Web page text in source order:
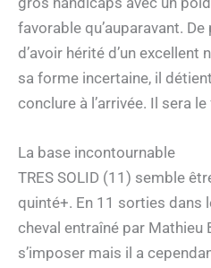
favorable qu’auparavant. De
d’avoir hérité d’un
sa forme incertaine, il
conclure à l’arrivée. Il sera
La base incontournable
TRES SOLID (11) semble
quinté+. En 11 sorties dans
cheval entraîné par Mathieu
s’imposer mais il a